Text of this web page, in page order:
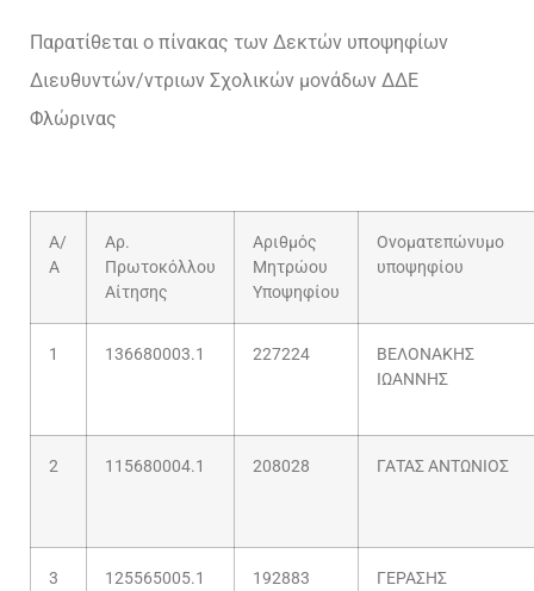
Παρατίθεται ο πίνακας των Δεκτών υποψηφίων
Διευθυντών/ντριων Σχολικών μονάδων ΔΔΕ
Φλώρινας
Α/
Α
Αρ.
Πρωτοκόλλου
Αίτησης
Αριθμός
Μητρώου
Υποψηφίου
Ονοματεπώνυμο
υποψηφίου
1 136680003.1 227224
ΒΕΛΟΝΑΚΗΣ
ΙΩΑΝΝΗΣ
2 115680004.1 208028 ΓΑΤΑΣ ΑΝΤΩΝΙΟΣ
3 125565005.1 192883
ΓΕΡΑΣΗΣ